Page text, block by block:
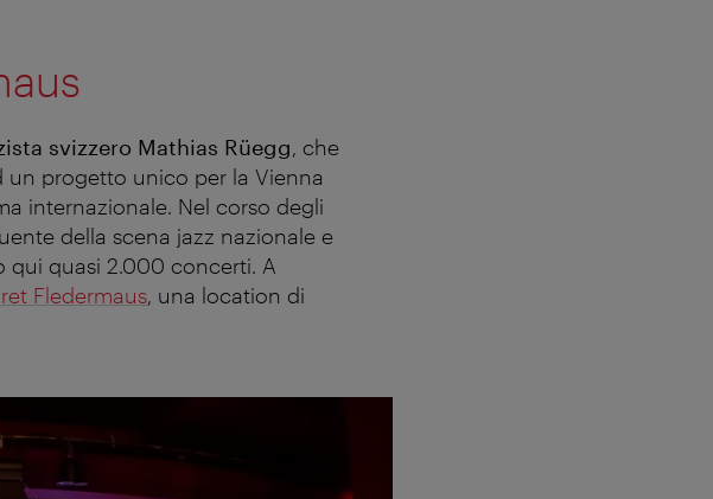
svizzero Mathias Rüegg, che
un progetto unico per la Vienna
internazionale. Nel corso degli
della scena jazz nazionale e
qui quasi 2.000 concerti. A
Fledermaus, una location di